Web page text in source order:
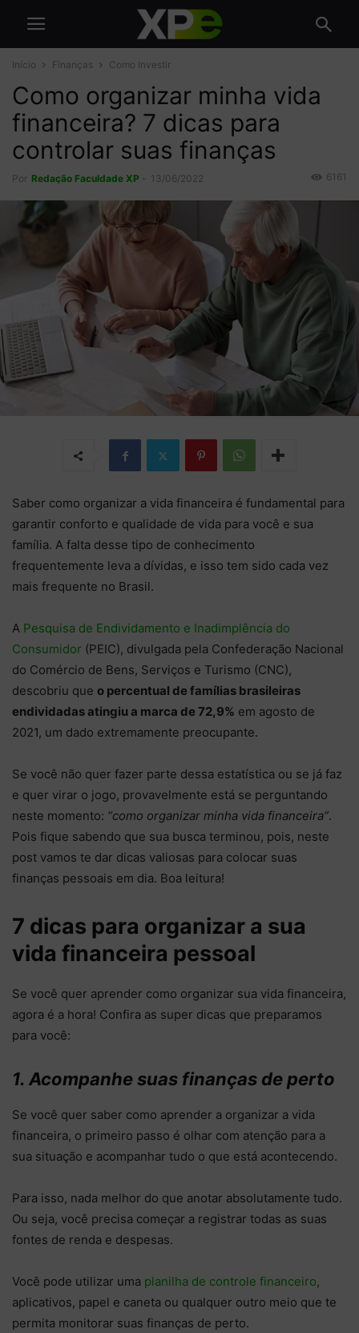
Início Finanças Como Investir
Como organizar minha vida
financeira? 7 dicas para
controlar suas finanças
Por Redação Faculdade XP 13/06/2022 6161
Saber como organizar a vida financeira é fundamental para
garantir conforto e qualidade de vida para você e sua
família. A falta desse tipo de conhecimento
frequentemente leva a dívidas, e isso tem sido cada vez
mais frequente no Brasil.
A Pesquisa de Endividamento e Inadimplência do
Consumidor (PEIC), divulgada pela Confederação Nacional
do Comércio de Bens, Serviços e Turismo (CNC),
descobriu que o percentual de famílias brasileiras
endividadas atingiu a marca de 72,9% em agosto de
2021, um dado extremamente preocupante.
Se você não quer fazer parte dessa estatística ou se já faz
e quer virar o jogo, provavelmente está se perguntando
neste momento: “como organizar minha vida financeira”.
Pois fique sabendo que sua busca terminou, pois, neste
post vamos te dar dicas valiosas para colocar suas
finanças pessoais em dia. Boa leitura!
7 dicas para organizar a sua
vida financeira pessoal
Se você quer aprender como organizar sua vida financeira,
agora é a hora! Confira as super dicas que preparamos
para você:
1. Acompanhe suas finanças de perto
Se você quer saber como aprender a organizar a vida
financeira, o primeiro passo é olhar com atenção para a
sua situação e acompanhar tudo o que está acontecendo.
Para isso, nada melhor do que anotar absolutamente tudo.
Ou seja, você precisa começar a registrar todas as suas
fontes de renda e despesas.
Você pode utilizar uma planilha de controle financeiro,
aplicativos, papel e caneta ou qualquer outro meio que te
permita monitorar suas finanças de perto.